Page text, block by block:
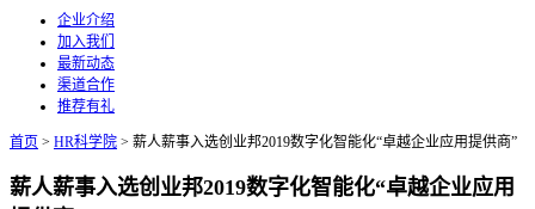
企业介绍
加入我们
最新动态
渠道合作
推荐有礼
首页 > HR科学院 > 薪人薪事入选创业邦2019数字化智能化“卓越企业应用提供商”
薪人薪事入选创业邦2019数字化智能化“卓越企业应用